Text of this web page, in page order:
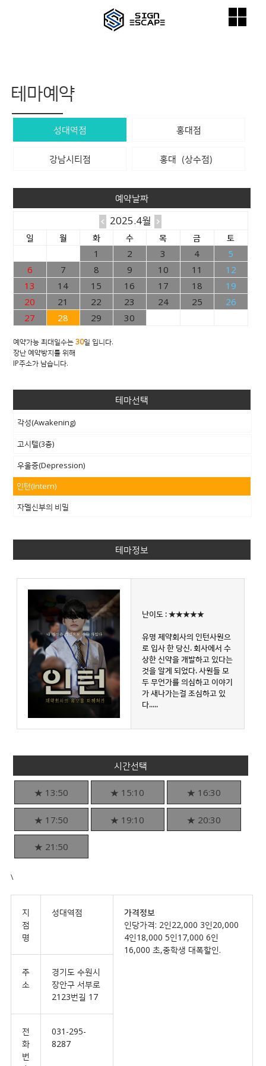
테마예약
성대역점 홍대점
강남시티점 홍대（상수점）
예약날짜
2025.4월
일 월 화 수 목 금 토
1 2 3 4
5
6
7 8 9 10 11
12
13
14 15 16 17 18
19
20
21 22 23 24 25
26
27
28 29 30
예약가능 최대일수는30일 입니다.
장난 예약방지를 위해
IP주소가 남습니다.
테마선택
각성(Awakening)
고시텔(3층)
우울증(Depression)
인턴(Intern)
자멜신부의 비밀
테마정보
난이도 : ★★★★★
유명 제약회사의 인턴사원으
로 입사 한 당신. 회사에서 수
상한 신약을 개발하고 있다는
것을 알게 되었다. 사원들 모
두 무언가를 의심하고 이야기
가 새나가는걸 조심하고 있
다.....
시간선택
★ 13:50 ★ 15:10 ★ 16:30
★ 17:50 ★ 19:10 ★ 20:30
★ 21:50
\
지
점
명
성대역점
가격정보
인당가격: 2인22,000 3인20,000
4인18,000 5인17,000 6인
16,000 초,중학생 대폭할인.
주
소
경기도 수원시
장안구 서부로
2123번길 17
전
화
번
031-295-
8287